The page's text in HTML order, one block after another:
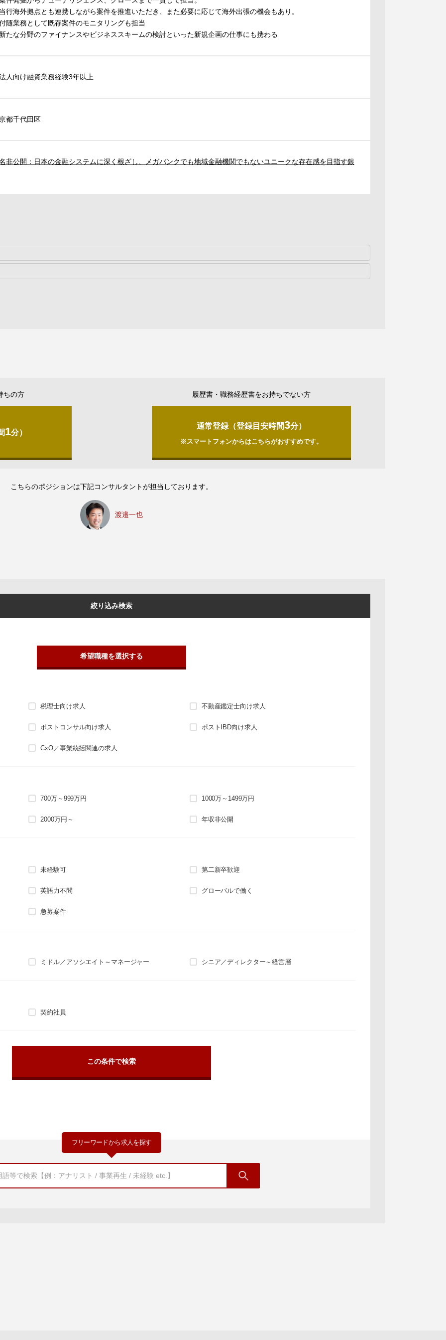
行海外拠点とも連携しながら案件を推進いただき、また必要に応じて海外出張の機会もあり。
随業務として既存案件のモニタリングも担当
たな分野のファイナンスやビジネススキームの検討といった新規企画の仕事にも携わる
人向け融資業務経験3年以上
都千代田区
非公開：日本の金融システムに深く根ざし、メガバンクでも地域金融機関でもないユニークな存在感を目指す銀
ちの方
1分）
履歴書・職務経歴書をお持ちでない方
通常登録（登録目安時間3分）
※スマートフォンからはこちらがおすすめです。
こちらのポジションは下記コンサルタントが担当しております。
渡邉一也
絞り込み検索
希望職種を選択する
税理士向け求人 不動産鑑定士向け求人
ポストコンサル向け求人 ポストIBD向け求人
CxO／事業統括関連の求人
700万～999万円 1000万～1499万円
2000万円～ 年収非公開
未経験可 第二新卒歓迎
英語力不問 グローバルで働く
急募案件
ミドル／アソシエイト～マネージャー シニア／ディレクター～経営層
契約社員
フリーワードから求人を探す